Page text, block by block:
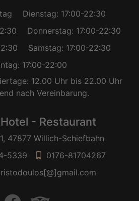
Dienstag: 17:00-22:30
Donnerstag: 17:00-22:30
Samstag: 17:00-22:30
17:00-22:00
12.00 Uhr bis 22.00 Uhr
nach Vereinbarung.
- Restaurant
47877 Willich-Schiefbahn
5339
0176-81704267